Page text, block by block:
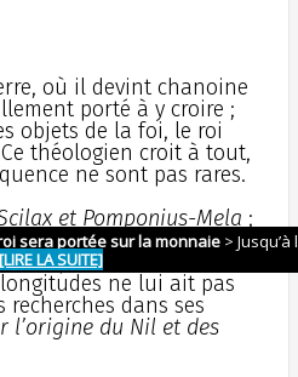
où il devint chanoine
porté à y croire ;
objets de la foi, le roi
théologien croit à tout,
ne sont pas rares.
et Pomponius-Mela ;
le géographe ) est
le plus utilement à la
ne lui ait pas
dans ses
l’origine du Nil et des